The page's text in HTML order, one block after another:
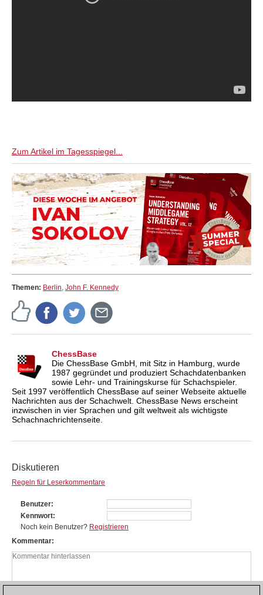
Zum Artikel im Tagesspiegel...
Themen: Berlin, John F. Kennedy
ChessBase
Die ChessBase GmbH, mit Sitz in Hamburg, wurde
1987 gegründet und produziert Schachdatenbanken
sowie Lehr- und Trainingskurse für Schachspieler.
Seit 1997 veröffentlich ChessBase auf seiner Webseite aktuelle
Nachrichten aus der Schachwelt. ChessBase News erscheint
inzwischen in vier Sprachen und gilt weltweit als wichtigste
Schachnachrichtenseite.
Diskutieren
Regeln für Leserkommentare
Benutzer
Kennwort
Noch kein Benutzer? Registrieren
Kommentar